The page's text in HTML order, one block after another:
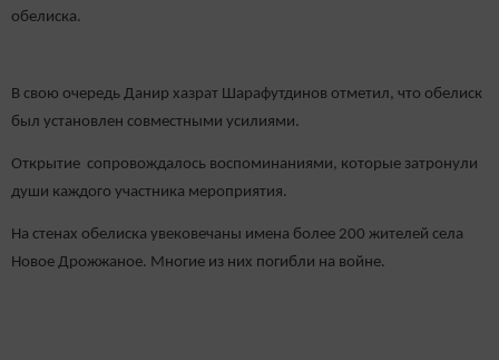
обелиска.
В свою очередь Данир хазрат Шарафутдинов отметил, что обелиск
был установлен совместными усилиями.
Открытие сопровождалось воспоминаниями, которые затронули
души каждого участника мероприятия.
На стенах обелиска увековечаны имена более 200 жителей села
Новое Дрожжаное. Многие из них погибли на войне.